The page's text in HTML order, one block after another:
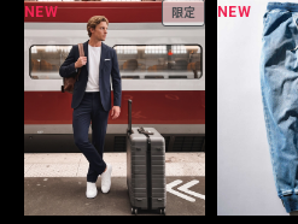
NEW 限定 NEW